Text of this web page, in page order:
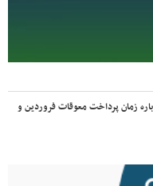
زمان پرداخت معوقات فروردین و